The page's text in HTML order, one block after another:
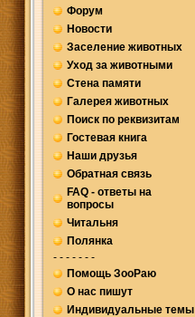
Форум
Новости
Заселение животных
Уход за животными
Стена памяти
Галерея животных
Поиск по реквизитам
Гостевая книга
Наши друзья
Обратная связь
FAQ - ответы на
вопросы
Читальня
Полянка
- - - - - - -
Помощь ЗооРаю
О нас пишут
Индивидуальные темы